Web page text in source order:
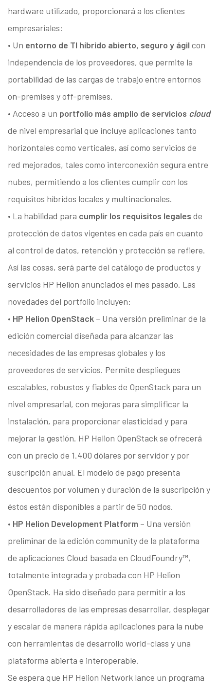
hardware utilizado, proporcionará a los clientes
empresariales:
• Un entorno de TI híbrido abierto, seguro y ágil con
independencia de los proveedores, que permite la
portabilidad de las cargas de trabajo entre entornos
on-premises y off-premises.
• Acceso a un portfolio más amplio de servicios cloud
de nivel empresarial que incluye aplicaciones tanto
horizontales como verticales, así como servicios de
red mejorados, tales como interconexión segura entre
nubes, permitiendo a los clientes cumplir con los
requisitos híbridos locales y multinacionales.
• La habilidad para cumplir los requisitos legales de
protección de datos vigentes en cada país en cuanto
al control de datos, retención y protección se refiere.
Así las cosas, será parte del catálogo de productos y
servicios HP Helion anunciados el mes pasado. Las
novedades del portfolio incluyen:
• HP Helion OpenStack – Una versión preliminar de la
edición comercial diseñada para alcanzar las
necesidades de las empresas globales y los
proveedores de servicios. Permite despliegues
escalables, robustos y fiables de OpenStack para un
nivel empresarial, con mejoras para simplificar la
instalación, para proporcionar elasticidad y para
mejorar la gestión. HP Helion OpenStack se ofrecerá
con un precio de 1.400 dólares por servidor y por
suscripción anual. El modelo de pago presenta
descuentos por volumen y duración de la suscripción y
éstos están disponibles a partir de 50 nodos.
• HP Helion Development Platform – Una versión
preliminar de la edición community de la plataforma
de aplicaciones Cloud basada en CloudFoundry™,
totalmente integrada y probada con HP Helion
OpenStack. Ha sido diseñado para permitir a los
desarrolladores de las empresas desarrollar, desplegar
y escalar de manera rápida aplicaciones para la nube
con herramientas de desarrollo world-class y una
plataforma abierta e interoperable.
Se espera que HP Helion Network lance un programa